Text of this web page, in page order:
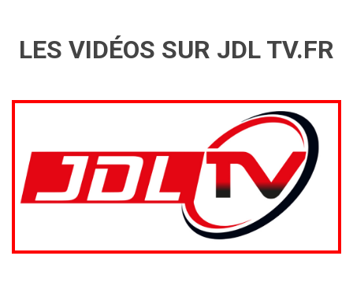
LES VIDÉOS SUR JDL TV.FR